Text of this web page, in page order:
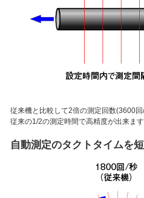
従来機と比較して2倍の測定回数(3600
従来の1/2の測定時間で高精度が出来ま
自動測定のタクトタイムを